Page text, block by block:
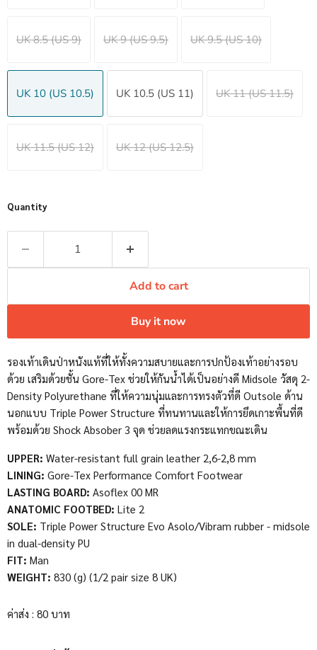
UK 8.5 (US 9) UK 9 (US 9.5) UK 9.5 (US 10)
UK 10 (US 10.5) UK 10.5 (US 11) UK 11 (US 11.5)
UK 11.5 (US 12) UK 12 (US 12.5)
Quantity
Add to cart
Buy it now
รองเท้าเดินป่าหนังแท้ที่ให้ทั้งความสบายและการปกป้องเท้าอย่างรอบ
ด้วย เสริมด้วยชั้น Gore-Tex ช่วยให้กันน้ำได้เป็นอย่างดี Midsole วัสดุ 2-
Density Polyurethane ที่ให้ความนุ่มและการทรงตัวที่ดี Outsole ด้าน
นอกแบบ Triple Power Structure ที่ทนทานและให้การยึดเกาะพื้นที่ดี
พร้อมด้วย Shock Absober 3 จุด ช่วยลดแรงกระแทกขณะเดิน
UPPER: Water-resistant full grain leather 2,6-2,8 mm
LINING: Gore-Tex Performance Comfort Footwear
LASTING BOARD: Asoflex 00 MR
ANATOMIC FOOTBED: Lite 2
SOLE: Triple Power Structure Evo Asolo/Vibram rubber - midsole
in dual-density PU
FIT: Man
WEIGHT: 830 (g) (1/2 pair size 8 UK)
ค่าส่ง : 80 บาท